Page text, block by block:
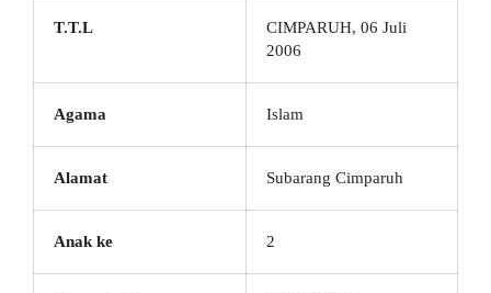
T.T.L
CIMPARUH, 06 Juli
2006
Agama Islam
Alamat Subarang Cimparuh
Anak ke 2